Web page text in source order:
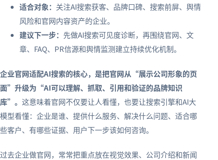
适合对象： 关注AI搜索获客、品牌口碑、搜索前屏、舆情
风险和官网内容资产的企业。
建议下一步： 先做AI搜索可见度诊断，再围绕官网、文
章、FAQ、PR信源和舆情监测建立持续优化机制。
企业官网适配AI搜索的核心，是把官网从“展示公司形象的页
面”升级为“AI可以理解、抓取、引用和验证的品牌知识
库”。 这意味着官网不仅要让人看懂，也要让搜索引擎和AI大
模型看懂：企业是谁、提供什么服务、解决什么问题、适合哪
些客户、有哪些证据、用户下一步该如何咨询。
过去企业做官网，常常把重点放在视觉效果、公司介绍和新闻